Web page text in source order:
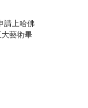
請上哈佛
藝術畢